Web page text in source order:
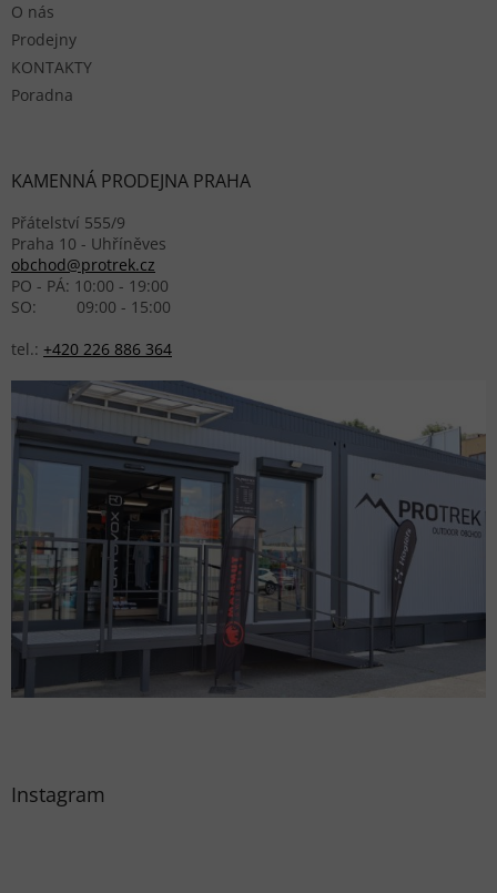
O nás
Prodejny
KONTAKTY
Poradna
KAMENNÁ PRODEJNA PRAHA
Přátelství 555/9
Praha 10 - Uhříněves
obchod@protrek.cz
PO - PÁ: 10:00 - 19:00
SO: 09:00 - 15:00
tel.: +420 226 886 364
Instagram